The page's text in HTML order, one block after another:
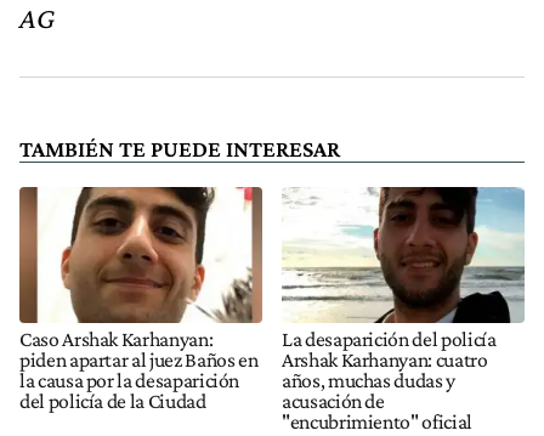
AG
TAMBIÉN TE PUEDE INTERESAR
Caso Arshak Karhanyan:
piden apartar al juez Baños en
la causa por la desaparición
del policía de la Ciudad
La desaparición del policía
Arshak Karhanyan: cuatro
años, muchas dudas y
acusación de
"encubrimiento" oficial